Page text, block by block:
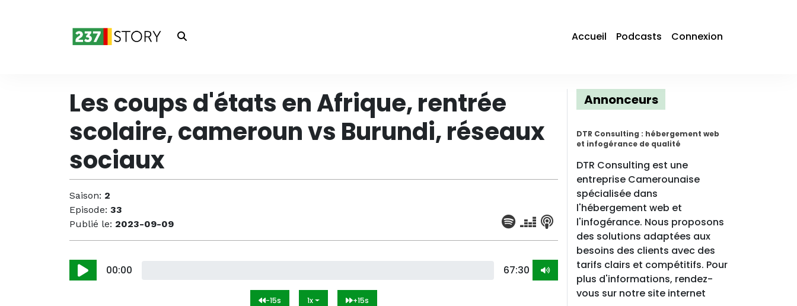
Accueil Podcasts Connexion
Les coups d'états en Afrique, rentrée
scolaire, cameroun vs Burundi, réseaux
sociaux
Saison: 2
Episode: 33
Publié le: 2023-09-09
00:00 67:30
-15s 1x +15s
Annonceurs
DTR Consulting : hébergement web
et infogérance de qualité
DTR Consulting est une
entreprise Camerounaise
spécialisée dans
l'hébergement web et
l'infogérance. Nous proposons
des solutions adaptées aux
besoins des clients avec des
tarifs clairs et compétitifs. Pour
plus d'informations, rendez-
vous sur notre site internet